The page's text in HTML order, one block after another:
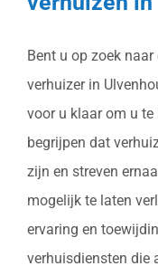
Bent u op zoek
verhuizer in
voor u klaar om u
begrijpen dat
zijn en streven
mogelijk te laten
ervaring en
verhuisdiensten die